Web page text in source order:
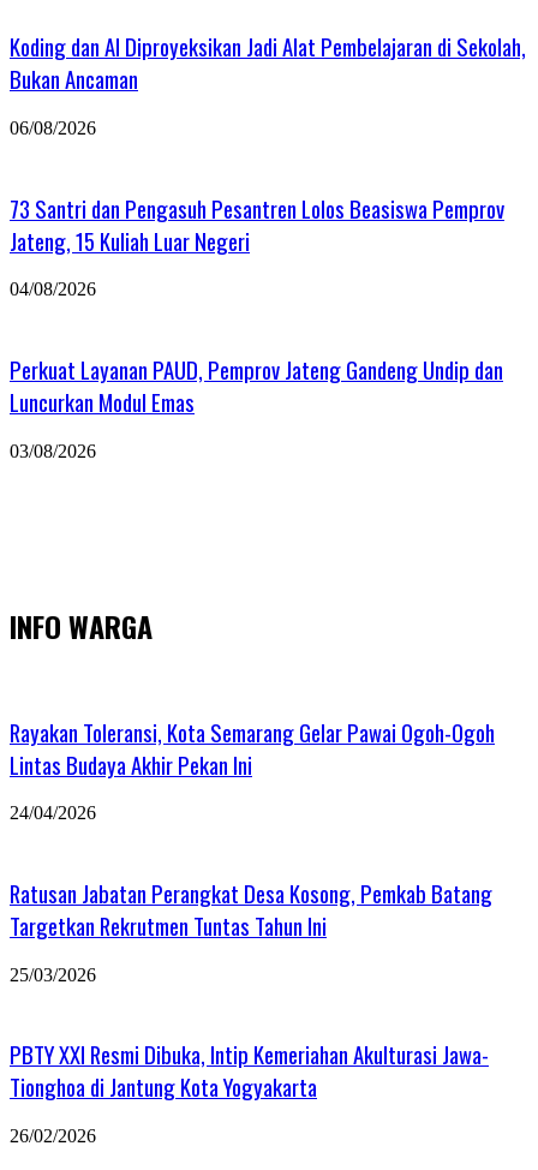
Koding dan AI Diproyeksikan Jadi Alat Pembelajaran di Sekolah,
Bukan Ancaman
06/08/2026
73 Santri dan Pengasuh Pesantren Lolos Beasiswa Pemprov
Jateng, 15 Kuliah Luar Negeri
04/08/2026
Perkuat Layanan PAUD, Pemprov Jateng Gandeng Undip dan
Luncurkan Modul Emas
03/08/2026
INFO WARGA
Rayakan Toleransi, Kota Semarang Gelar Pawai Ogoh-Ogoh
Lintas Budaya Akhir Pekan Ini
24/04/2026
Ratusan Jabatan Perangkat Desa Kosong, Pemkab Batang
Targetkan Rekrutmen Tuntas Tahun Ini
25/03/2026
PBTY XXI Resmi Dibuka, Intip Kemeriahan Akulturasi Jawa-
Tionghoa di Jantung Kota Yogyakarta
26/02/2026